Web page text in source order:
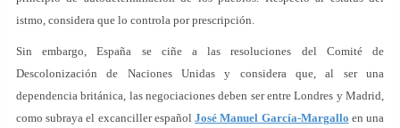
istmo, considera que lo controla por prescripción.
Sin embargo, España se ciñe a las resoluciones del Comité de
Descolonización de Naciones Unidas y considera que, al ser una
dependencia británica, las negociaciones deben ser entre Londres y Madrid,
como subraya el excanciller españolJosé Manuel García-Margallo en una